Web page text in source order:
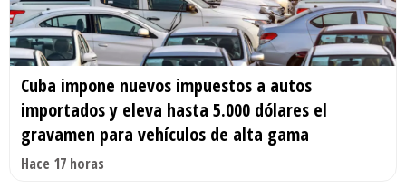
Cuba impone nuevos impuestos a autos
importados y eleva hasta 5.000 dólares el
gravamen para vehículos de alta gama
Hace 17 horas